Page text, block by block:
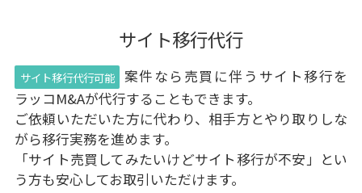
サイト移行代行
サイト移行代行可能
案件なら売買に伴うサイト移行を
ラッコM&Aが代行することもできます。
ご依頼いただいた方に代わり、相手方とやり取りしな
がら移行実務を進めます。
「サイト売買してみたいけどサイト移行が不安」とい
う方も安心してお取引いただけます。